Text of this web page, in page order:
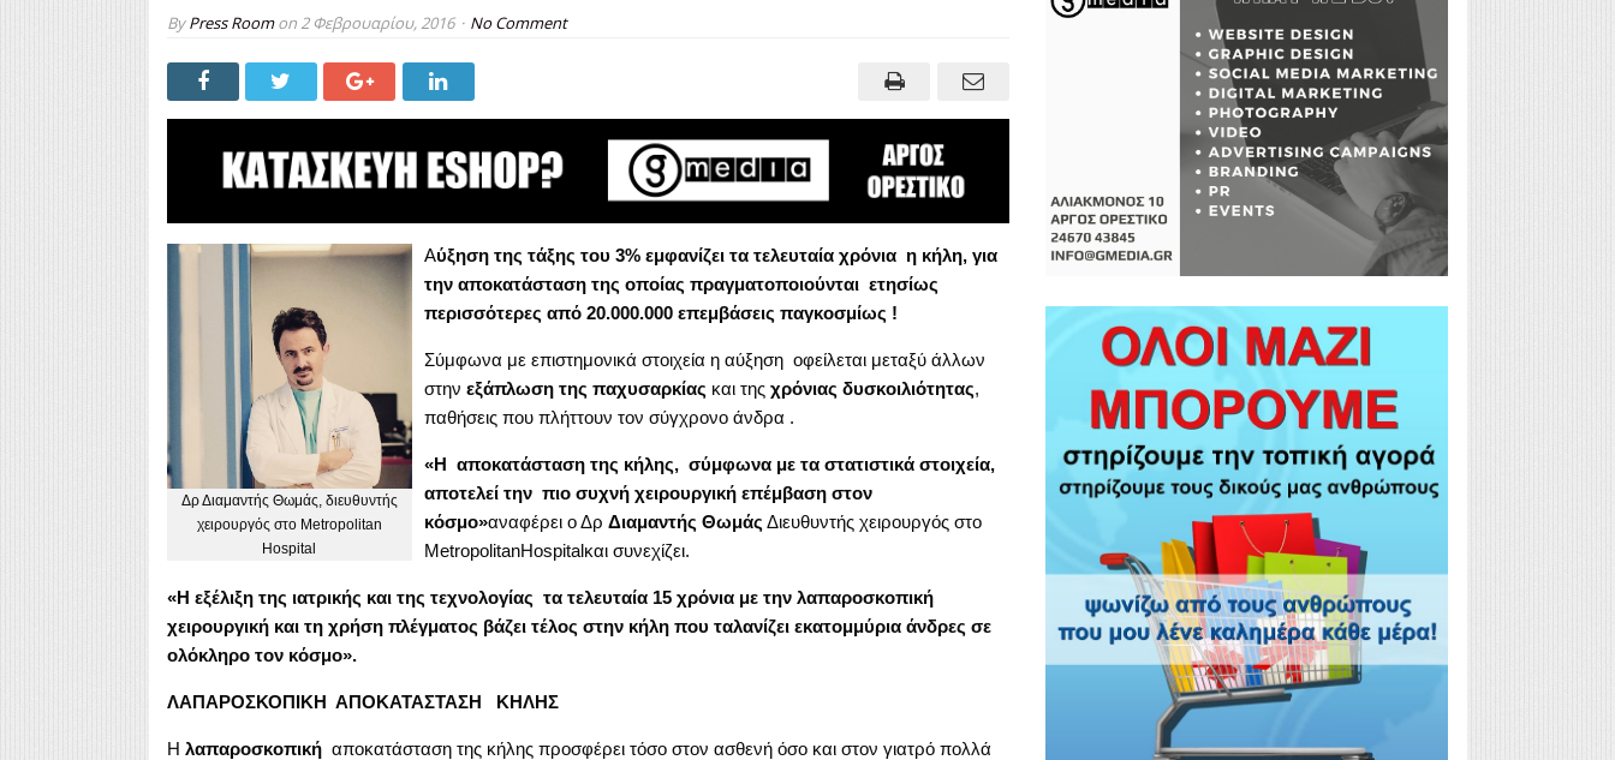
ByPress Roomon 2 Φεβρουαρίου, 2016 No Comment
Δρ Διαμαντής Θωμάς, διευθυντής
χειρουργός στο Metropolitan
Hospital
Αύξηση της τάξης του 3% εμφανίζει τα τελευταία χρόνια η κήλη, για
την αποκατάσταση της οποίας πραγματοποιούνται ετησίως
περισσότερες από 20.000.000 επεμβάσεις παγκοσμίως !
Σύμφωνα με επιστημονικά στοιχεία η αύξηση οφείλεται μεταξύ άλλων
στην εξάπλωση της παχυσαρκίας και της χρόνιας δυσκοιλιότητας,
παθήσεις που πλήττουν τον σύγχρονο άνδρα .
«Η αποκατάσταση της κήλης, σύμφωνα με τα στατιστικά στοιχεία,
αποτελεί την πιο συχνή χειρουργική επέμβαση στον
κόσμο»αναφέρει ο Δρ Διαμαντής Θωμάς Διευθυντής χειρουργός στο
MetropolitanHospitalκαι συνεχίζει.
«Η εξέλιξη της ιατρικής και της τεχνολογίας τα τελευταία 15 χρόνια με την λαπαροσκοπική
χειρουργική και τη χρήση πλέγματος βάζει τέλος στην κήλη που ταλανίζει εκατομμύρια άνδρες σε
ολόκληρο τον κόσμο».
ΛΑΠΑΡΟΣΚΟΠΙΚΗ ΑΠΟΚΑΤΑΣΤΑΣΗ ΚΗΛΗΣ
Η λαπαροσκοπική αποκατάσταση της κήλης προσφέρει τόσο στον ασθενή όσο και στον γιατρό πολλά